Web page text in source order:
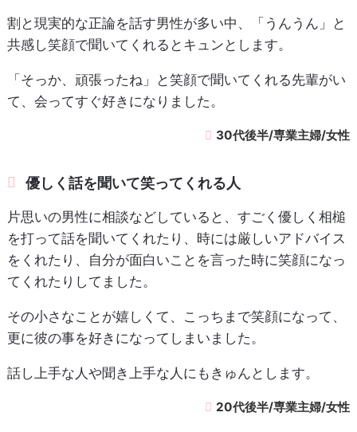
割と現実的な正論を話す男性が多い中、「うんうん」と
共感し笑顔で聞いてくれるとキュンとします。
「そっか、頑張ったね」と笑顔で聞いてくれる先輩がい
て、会ってすぐ好きになりました。
30代後半/専業主婦/女性
優しく話を聞いて笑ってくれる人
片思いの男性に相談などしていると、すごく優しく相槌
を打って話を聞いてくれたり、時には厳しいアドバイス
をくれたり、自分が面白いことを言った時に笑顔になっ
てくれたりしてました。
その小さなことが嬉しくて、こっちまで笑顔になって、
更に彼の事を好きになってしまいました。
話し上手な人や聞き上手な人にもきゅんとします。
20代後半/専業主婦/女性